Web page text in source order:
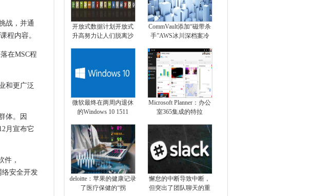
战，并通
程内容。
在MSC程
和更广泛
体。因
月宣布它
件，
络安全开发
开放式数据计划开放式
升高努力让人们脱离沙
CommVault添加“磁带杀
手”AWS冰川深档案冷
微软最终在两周内退休
的Windows 10 1511
Microsoft Planner：办公
室365集成的特拉
deloitte：苹果的健康记录
了医疗保健的“拐
懈怠的中断导致中断，
但突出了团队聊天的重